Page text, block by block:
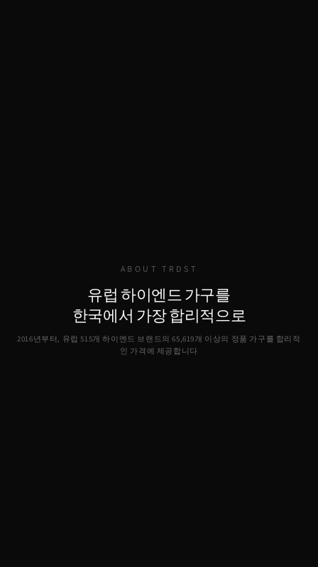
ABOUT TRDST
유럽 하이엔드 가구를
한국에서 가장 합리적으로
2016년부터, 유럽 515개 하이엔드 브랜드의65,619개 이상의 정품 가구를 합리적
인 가격에 제공합니다